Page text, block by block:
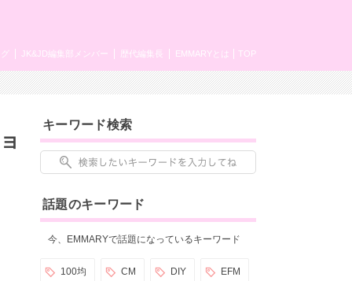
TOP
EMMARYとは
歴代編集長
JK&JD編集部メンバー
キーワード検索
話題のキーワード
今、EMMARYで話題になっているキーワード
100均 CM DIY EFM